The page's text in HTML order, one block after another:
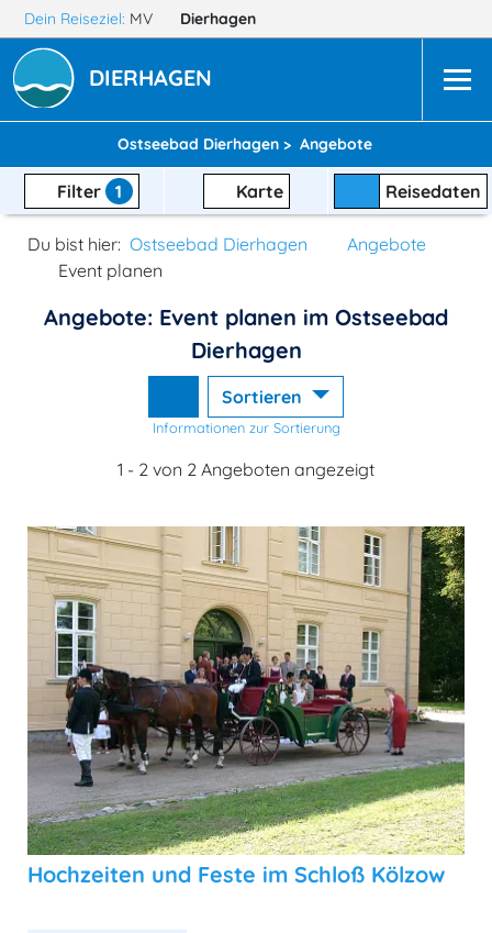
Dein Reiseziel: MV Dierhagen
DIERHAGEN
Ostseebad Dierhagen > Angebote
Filter 1 Karte Reisedaten
Du bist hier: Ostseebad Dierhagen
Angebote
Event planen
Angebote: Event planen im Ostseebad
Dierhagen
Sortieren
Informationen zur Sortierung
1 - 2 von 2 Angeboten angezeigt
Hochzeiten und Feste im Schloß Kölzow